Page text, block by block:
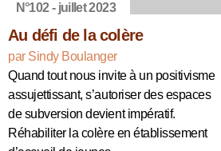
N°102 - juillet 2023
Au défi de la colère
par Sindy Boulanger
Quand tout nous invite à un positivisme
assujettissant, s’autoriser des espaces
de subversion devient impératif.
Réhabiliter la colère en établissement